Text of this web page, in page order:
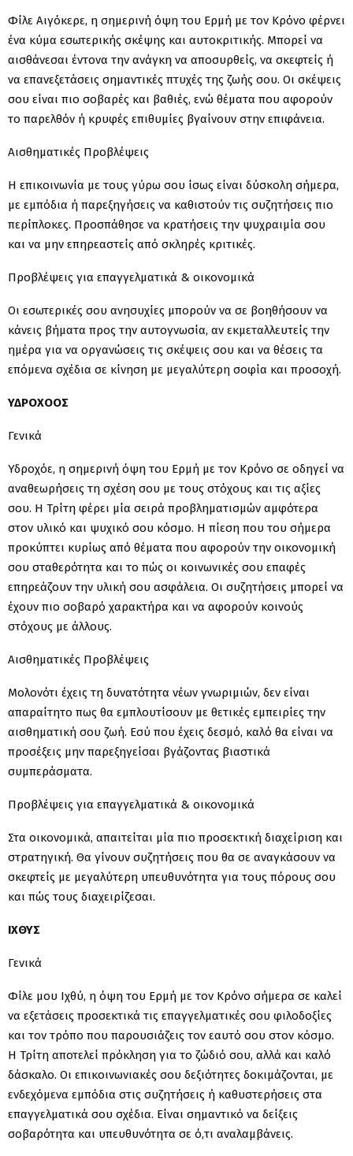
Φίλε Αιγόκερε, η σημερινή όψη του Ερμή με τον Κρόνο φέρνει
ένα κύμα εσωτερικής σκέψης και αυτοκριτικής. Μπορεί να
αισθάνεσαι έντονα την ανάγκη να αποσυρθείς, να σκεφτείς ή
να επανεξετάσεις σημαντικές πτυχές της ζωής σου. Οι σκέψεις
σου είναι πιο σοβαρές και βαθιές, ενώ θέματα που αφορούν
το παρελθόν ή κρυφές επιθυμίες βγαίνουν στην επιφάνεια.
Αισθηματικές Προβλέψεις
Η επικοινωνία με τους γύρω σου ίσως είναι δύσκολη σήμερα,
με εμπόδια ή παρεξηγήσεις να καθιστούν τις συζητήσεις πιο
περίπλοκες. Προσπάθησε να κρατήσεις την ψυχραιμία σου
και να μην επηρεαστείς από σκληρές κριτικές.
Προβλέψεις για επαγγελματικά & οικονομικά
Οι εσωτερικές σου ανησυχίες μπορούν να σε βοηθήσουν να
κάνεις βήματα προς την αυτογνωσία, αν εκμεταλλευτείς την
ημέρα για να οργανώσεις τις σκέψεις σου και να θέσεις τα
επόμενα σχέδια σε κίνηση με μεγαλύτερη σοφία και προσοχή.
ΥΔΡΟΧΟΟΣ
Γενικά
Υδροχόε, η σημερινή όψη του Ερμή με τον Κρόνο σε οδηγεί να
αναθεωρήσεις τη σχέση σου με τους στόχους και τις αξίες
σου. Η Τρίτη φέρει μία σειρά προβληματισμών αμφότερα
στον υλικό και ψυχικό σου κόσμο. Η πίεση που του σήμερα
προκύπτει κυρίως από θέματα που αφορούν την οικονομική
σου σταθερότητα και το πώς οι κοινωνικές σου επαφές
επηρεάζουν την υλική σου ασφάλεια. Οι συζητήσεις μπορεί να
έχουν πιο σοβαρό χαρακτήρα και να αφορούν κοινούς
στόχους με άλλους.
Αισθηματικές Προβλέψεις
Μολονότι έχεις τη δυνατότητα νέων γνωριμιών, δεν είναι
απαραίτητο πως θα εμπλουτίσουν με θετικές εμπειρίες την
αισθηματική σου ζωή. Εσύ που έχεις δεσμό, καλό θα είναι να
προσέξεις μην παρεξηγείσαι βγάζοντας βιαστικά
συμπεράσματα.
Προβλέψεις για επαγγελματικά & οικονομικά
Στα οικονομικά, απαιτείται μία πιο προσεκτική διαχείριση και
στρατηγική. Θα γίνουν συζητήσεις που θα σε αναγκάσουν να
σκεφτείς με μεγαλύτερη υπευθυνότητα για τους πόρους σου
και πώς τους διαχειρίζεσαι.
ΙΧΘΥΣ
Γενικά
Φίλε μου Ιχθύ, η όψη του Ερμή με τον Κρόνο σήμερα σε καλεί
να εξετάσεις προσεκτικά τις επαγγελματικές σου φιλοδοξίες
και τον τρόπο που παρουσιάζεις τον εαυτό σου στον κόσμο.
Η Τρίτη αποτελεί πρόκληση για το ζώδιό σου, αλλά και καλό
δάσκαλο. Οι επικοινωνιακές σου δεξιότητες δοκιμάζονται, με
ενδεχόμενα εμπόδια στις συζητήσεις ή καθυστερήσεις στα
επαγγελματικά σου σχέδια. Είναι σημαντικό να δείξεις
σοβαρότητα και υπευθυνότητα σε ό,τι αναλαμβάνεις.